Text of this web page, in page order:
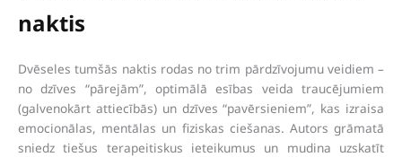
naktis
Dvēseles tumšās naktis rodas no trim pārdzīvojumu veidiem –
no dzīves “pārejām”, optimālā esības veida traucējumiem
(galvenokārt attiecībās) un dzīves “pavērsieniem”, kas izraisa
emocionālas, mentālas un fiziskas ciešanas. Autors grāmatā
sniedz tiešus terapeitiskus ieteikumus un mudina uzskatīt